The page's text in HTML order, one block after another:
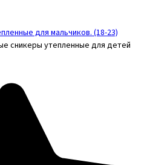
для мальчиков. (18-23)
сникеры утепленные для детей